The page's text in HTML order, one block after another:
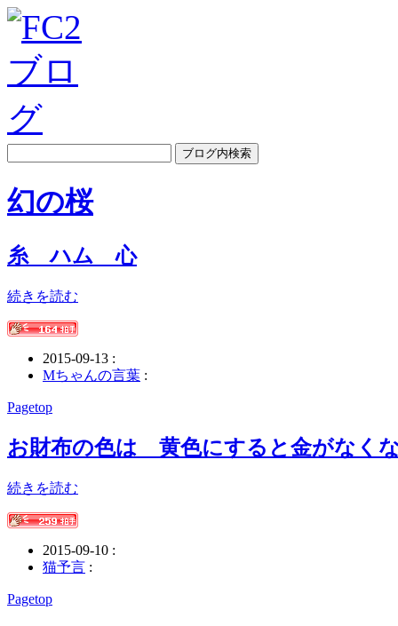
幻の桜
糸 ハム 心
続きを読む
2015-09-13 :
Mちゃんの言葉 :
Pagetop
お財布の色は 黄色にすると金がなく
続きを読む
2015-09-10 :
猫予言 :
Pagetop